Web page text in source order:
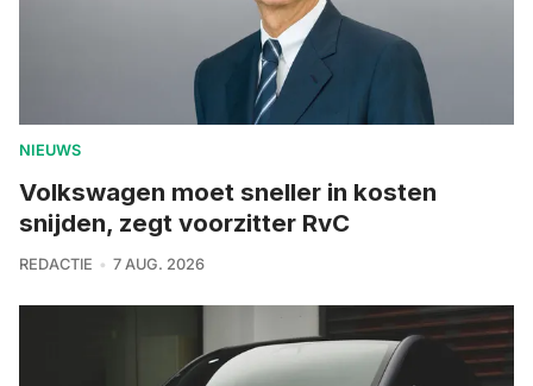
NIEUWS
Volkswagen moet sneller in kosten
snijden, zegt voorzitter RvC
REDACTIE 7 AUG. 2026